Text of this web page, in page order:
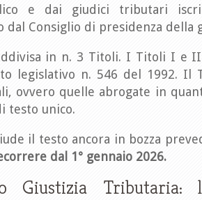
e dai giudici tributari
dal Consiglio di presidenza
in n. 3 Titoli. I Titoli I e
legislativo n. 546 del 1992. Il
ovvero quelle abrogate in
testo unico.
il testo ancora in bozza
dal 1° gennaio 2026.
Giustizia Tributaria: